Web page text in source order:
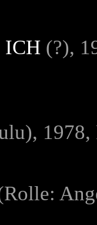
ICH (?),